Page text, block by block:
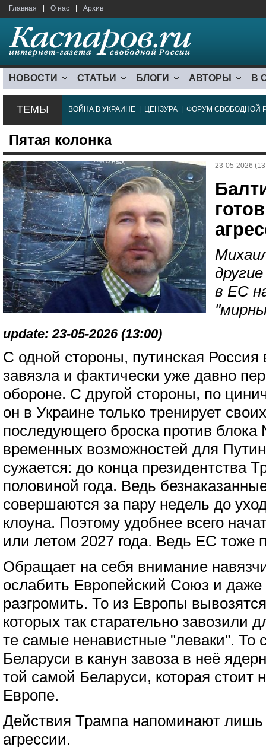
Главная О нас Архив
НОВОСТИ СТАТЬИ БЛОГИ АВТОРЫ В
ТЕМЫ ВОЙНА В УКРАИНЕ ЦЕНЗУРА ФОРУМ СВОБОДНОЙ
Пятая колонка
23-05-2026
в ЕС
update: 23-05-2026 (13:00)
С одной стороны, путинская Россия
завязла и фактически уже давно
обороне. С другой стороны, по
он в Украине только тренирует
последующего броска против блока
временных возможностей для
сужается: до конца президентства
половиной года. Ведь
совершаются за пару недель до
клоуна. Поэтому удобнее всего
или летом 2027 года. Ведь ЕС тоже
Обращает на себя внимание
ослабить Европейский Союз и даже
разгромить. То из Европы
которых так старательно завозили
те самые ненавистные "леваки". То
Беларуси в канун завоза в неё
той самой Беларуси, которая стоит
Европе.
Действия Трампа напоминают лишь
агрессии.